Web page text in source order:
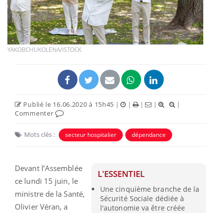
YAKOBCHUKOLENA/ISTOCK
Publié le 16.06.2020 à 15h45 | | | |
|
Commenter
Mots clés : secteur hospitalier dépendance
L'ESSENTIEL
Une cinquième branche de la
Sécurité Sociale dédiée à
l'autonomie va être créée
Devant l’Assemblée
ce lundi 15 juin, le
ministre de la Santé,
Olivier Véran, a